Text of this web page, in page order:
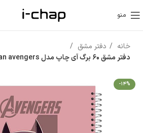
منو
خانه
دفتر مشق
دفتر مشق 60 برگ آی چاپ مدل batman avengers کد 217
-14%